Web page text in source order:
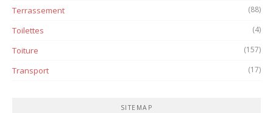
Terrassement (88)
Toilettes (4)
Toiture (157)
Transport (17)
SITEMAP